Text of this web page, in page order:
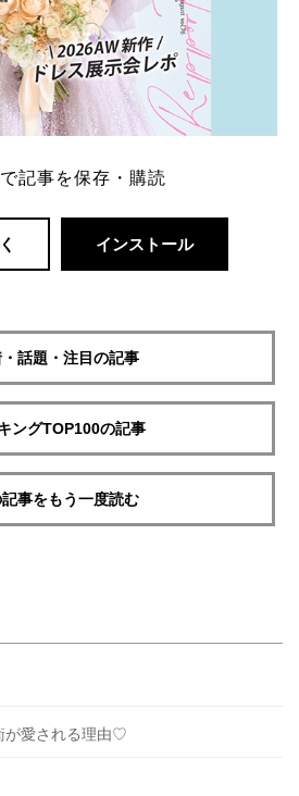
記事を保存・購読
インストール
話題・注目の記事
ングTOP100の記事
事をもう一度読む
が愛される理由♡